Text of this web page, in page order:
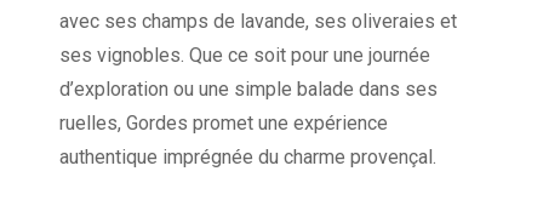
avec ses champs de lavande, ses oliveraies et
ses vignobles. Que ce soit pour une journée
d’exploration ou une simple balade dans ses
ruelles, Gordes promet une expérience
authentique imprégnée du charme provençal.